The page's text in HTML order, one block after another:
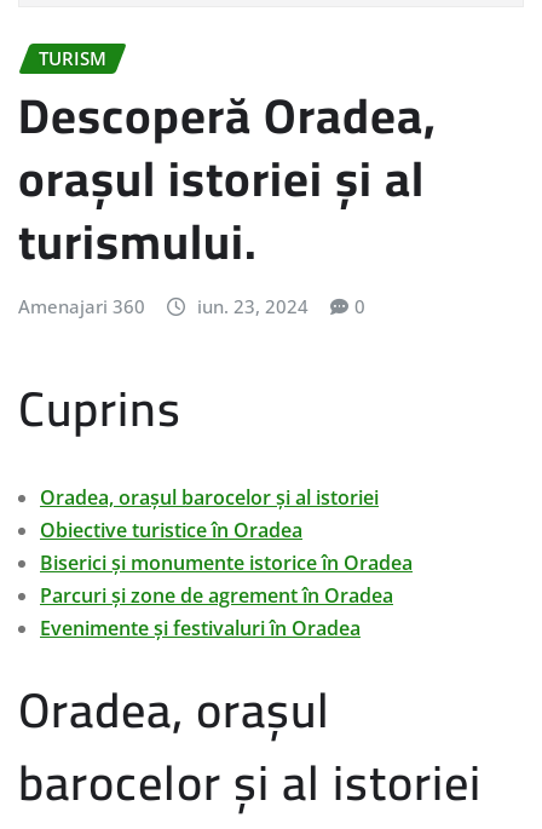
TURISM
Descoperă Oradea,
orașul istoriei și al
turismului.
Amenajari 360 iun. 23, 2024 0
Cuprins
Oradea, orașul barocelor și al istoriei
Obiective turistice în Oradea
Biserici și monumente istorice în Oradea
Parcuri și zone de agrement în Oradea
Evenimente și festivaluri în Oradea
Oradea, orașul
barocelor și al istoriei